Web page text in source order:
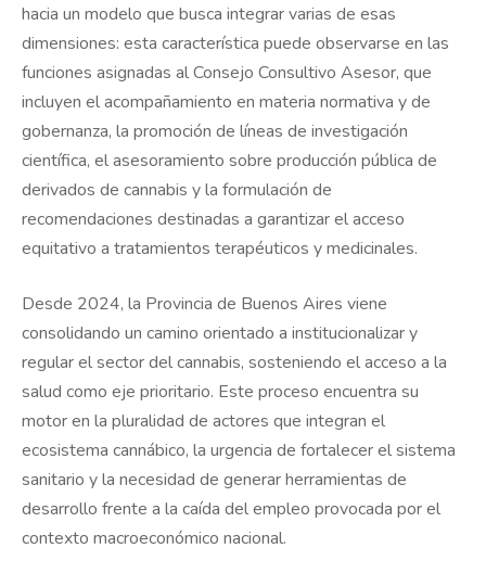
hacia un modelo que busca integrar varias de esas
dimensiones: esta característica puede observarse en las
funciones asignadas al Consejo Consultivo Asesor, que
incluyen el acompañamiento en materia normativa y de
gobernanza, la promoción de líneas de investigación
científica, el asesoramiento sobre producción pública de
derivados de cannabis y la formulación de
recomendaciones destinadas a garantizar el acceso
equitativo a tratamientos terapéuticos y medicinales.
Desde 2024, la Provincia de Buenos Aires viene
consolidando un camino orientado a institucionalizar y
regular el sector del cannabis, sosteniendo el acceso a la
salud como eje prioritario. Este proceso encuentra su
motor en la pluralidad de actores que integran el
ecosistema cannábico, la urgencia de fortalecer el sistema
sanitario y la necesidad de generar herramientas de
desarrollo frente a la caída del empleo provocada por el
contexto macroeconómico nacional.